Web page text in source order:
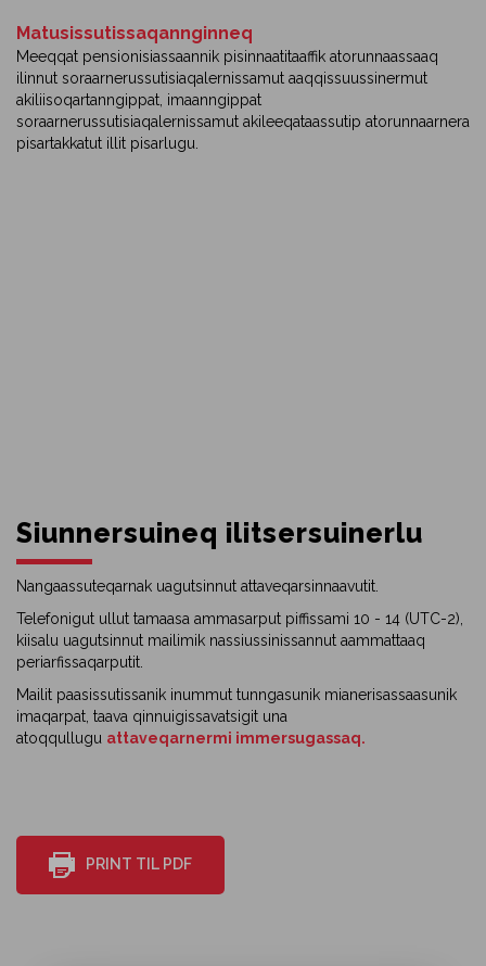
Matusissutissaqannginneq
Meeqqat pensionisiassaannik pisinnaatitaaffik atorunnaassaaq
ilinnut soraarnerussutisiaqalernissamut aaqqissuussinermut
akiliisoqartanngippat, imaanngippat
soraarnerussutisiaqalernissamut akileeqataassutip atorunnaarnera
pisartakkatut illit pisarlugu.
Siunnersuineq ilitsersuinerlu
Nangaassuteqarnak uagutsinnut attaveqarsinnaavutit.
Telefonigut ullut tamaasa ammasarput piffissami 10 - 14 (UTC-2),
kiisalu uagutsinnut mailimik nassiussinissannut aammattaaq
periarfissaqarputit.
Mailit paasissutissanik inummut tunngasunik mianerisassaasunik
imaqarpat, taava qinnuigissavatsigit una
atoqqullugu attaveqarnermi immersugassaq.
PRINT TIL PDF